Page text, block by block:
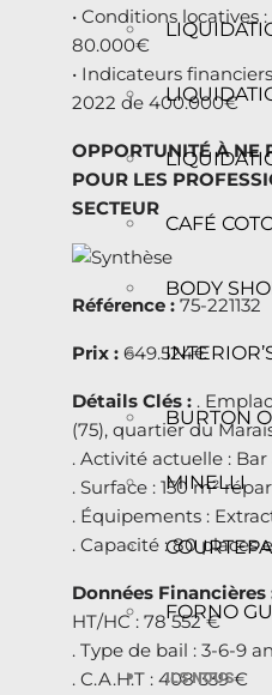
CAFÉ
BODY
BURTON
MINELLI
FORNO
ILS NOUS
• Conditions locatives
80.000€
• Indicateurs
2022 de 400.000€
OPPORTUNITÉ À NE
POUR LES
SECTEUR
Référence : 75-221132
Prix : 649.524€
Détails Clés : .
(75), quartier du
. Activité actuelle :
. Surface : 150 m²
. Équipements :
. Capacité : 80 places
Données Financières
HT/HC : 78 552 €
. Type de bail : 3-6-9
. C.A.H.T : 408 339 €